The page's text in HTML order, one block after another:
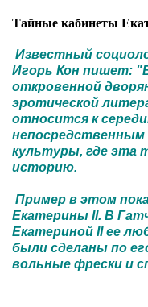
Тайные кабинеты
Известный
Игорь Кон пишет:
откровенной
эротической
относится к
непосредственным
культуры, где эта
историю.
Пример в этом
Екатерины II. В
Екатериной II ее
были сделаны по
вольные фрески и